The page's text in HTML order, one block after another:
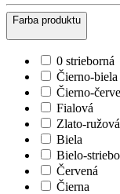
Farba produktu
0 strieborná
Čierno-biela
Čierno-
Fialová
Zlato-ružová
Biela
Bielo-
Červená
Čierna